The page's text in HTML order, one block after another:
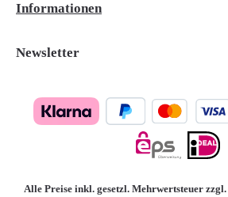
Informationen
Newsletter
Alle Preise inkl. gesetzl. Mehrwertsteuer zzgl.